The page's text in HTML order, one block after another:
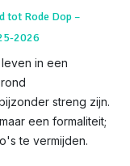
tot Rode Dop –
2026
in een
streng zijn.
een formaliteit;
te vermijden.